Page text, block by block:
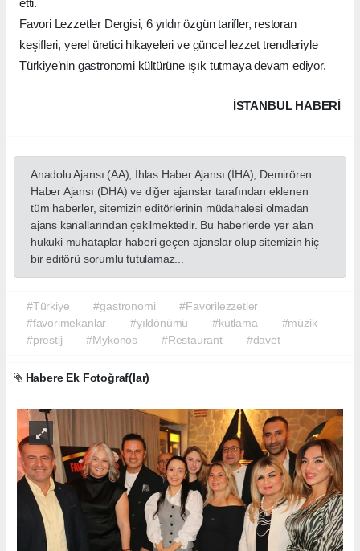
etti.
Favori Lezzetler Dergisi, 6 yıldır özgün tarifler, restoran
keşifleri, yerel üretici hikayeleri ve güncel lezzet trendleriyle
Türkiye’nin gastronomi kültürüne ışık tutmaya devam ediyor.
İSTANBUL HABERİ
Anadolu Ajansı (AA), İhlas Haber Ajansı (İHA), Demirören
Haber Ajansı (DHA) ve diğer ajanslar tarafından eklenen
tüm haberler, sitemizin editörlerinin müdahalesi olmadan
ajans kanallarından çekilmektedir. Bu haberlerde yer alan
hukuki muhataplar haberi geçen ajanslar olup sitemizin hiç
bir editörü sorumlu tutulamaz...
#Türkiye #gastronomi
#Favorilezzetler
#favorimekanlar
#yıldönümü #kutlama
#müzik
#prestij
#Mykonos #Restaurant #davet
Habere Ek Fotoğraf(lar)